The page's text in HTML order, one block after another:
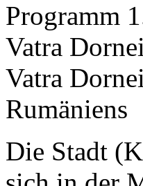
Programm
Vatra
Vatra
Rumäniens
Die Stadt